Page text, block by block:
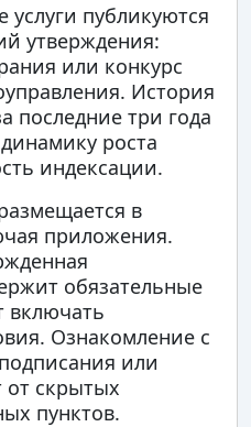
публикуются
утверждения:
или конкурс
История
последние три года
роста
индексации.
в
приложения.
обязательные
включать
Ознакомление с
или
скрытых
пунктов.